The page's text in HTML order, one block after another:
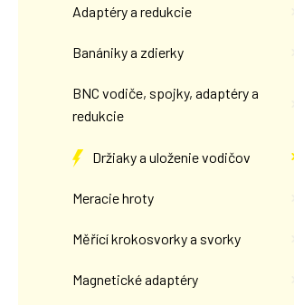
Adaptéry a redukcie
Banániky a zdierky
BNC vodiče, spojky, adaptéry a
redukcie
Držiaky a uloženie vodičov
Meracie hroty
Měřící krokosvorky a svorky
Magnetické adaptéry